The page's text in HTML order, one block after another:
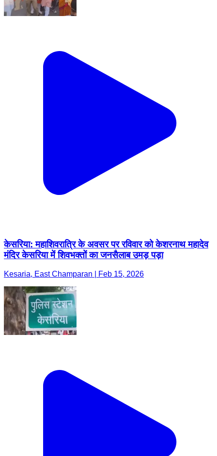
केसरिया: महाशिवरात्रि के अवसर पर रविवार को केशरनाथ महादेव
मंदिर केसरिया में शिवभक्तों का जनसैलाब उमड़ पड़ा
Kesaria, East Champaran | Feb 15, 2026